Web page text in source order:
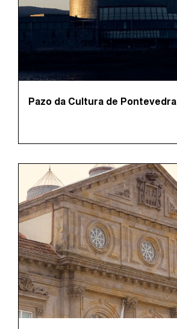
Pazo da Cultura de Pontevedra